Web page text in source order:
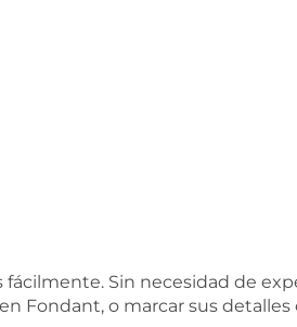
Sin necesidad de
Fondant, o marcar sus